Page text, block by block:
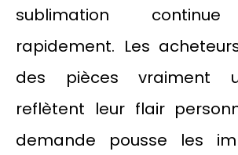
sublimation continue
rapidement. Les
des pièces vraiment
reflètent leur flair
demande pousse les